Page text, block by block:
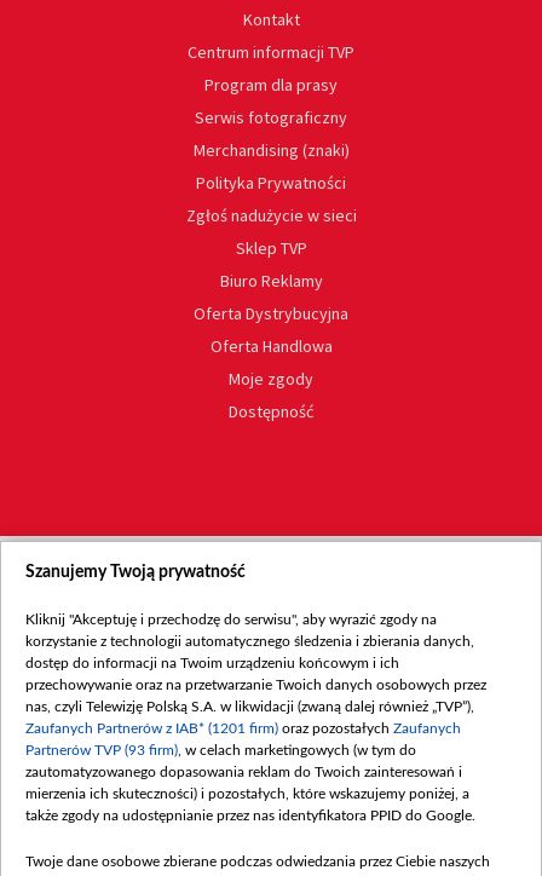
Kontakt
Centrum informacji TVP
Program dla prasy
Serwis fotograficzny
Merchandising (znaki)
Polityka Prywatności
Zgłoś nadużycie w sieci
Sklep TVP
Biuro Reklamy
Oferta Dystrybucyjna
Oferta Handlowa
Moje zgody
Dostępność
Szanujemy Twoją prywatność
Kliknij "Akceptuję i przechodzę do serwisu", aby wyrazić zgody na
korzystanie z technologii automatycznego śledzenia i zbierania danych,
dostęp do informacji na Twoim urządzeniu końcowym i ich
przechowywanie oraz na przetwarzanie Twoich danych osobowych przez
nas, czyli Telewizję Polską S.A. w likwidacji (zwaną dalej również „TVP”),
Zaufanych Partnerów z IAB* (1201 firm) oraz pozostałych Zaufanych
Partnerów TVP (93 firm) , w celach marketingowych (w tym do
zautomatyzowanego dopasowania reklam do Twoich zainteresowań i
mierzenia ich skuteczności) i pozostałych, które wskazujemy poniżej, a
także zgody na udostępnianie przez nas identyfikatora PPID do Google.
Twoje dane osobowe zbierane podczas odwiedzania przez Ciebie naszych